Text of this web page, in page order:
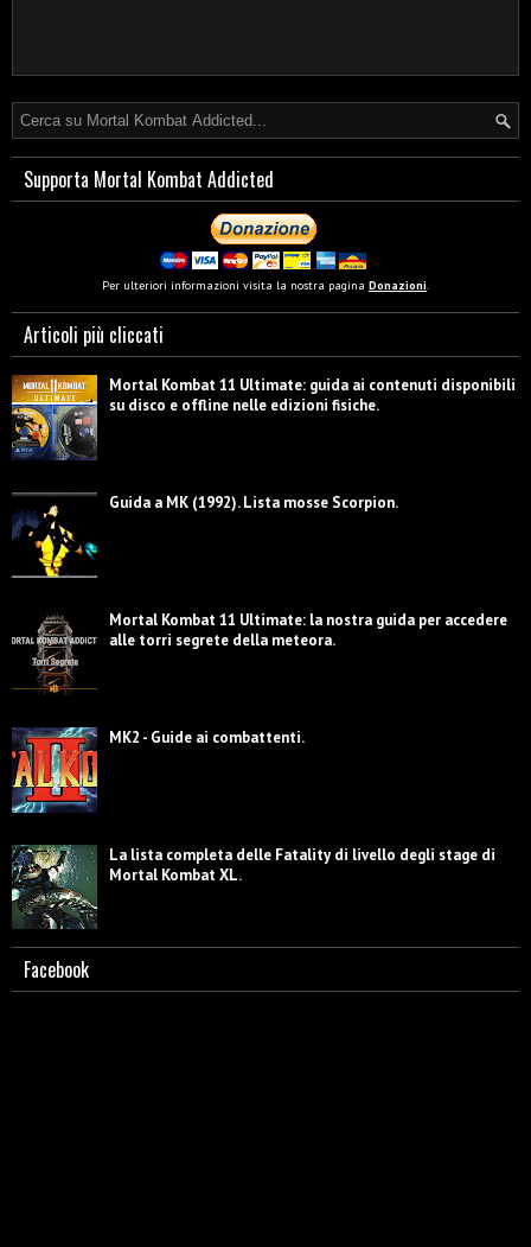
Supporta Mortal Kombat Addicted
Per ulteriori informazioni visita la nostra pagina Donazioni
Articoli più cliccati
Mortal Kombat 11 Ultimate: guida ai contenuti disponibili
su disco e offline nelle edizioni fisiche.
Guida a MK (1992). Lista mosse Scorpion.
Mortal Kombat 11 Ultimate: la nostra guida per accedere
alle torri segrete della meteora.
MK2 - Guide ai combattenti.
La lista completa delle Fatality di livello degli stage di
Mortal Kombat XL.
Facebook